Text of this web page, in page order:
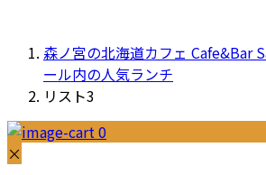
森ノ宮の北海道カフェ Cafe&Bar
ール内の人気ランチ
リスト3
0
×